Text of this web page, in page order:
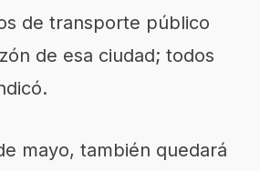
de transporte público
de esa ciudad; todos
mayo, también quedará